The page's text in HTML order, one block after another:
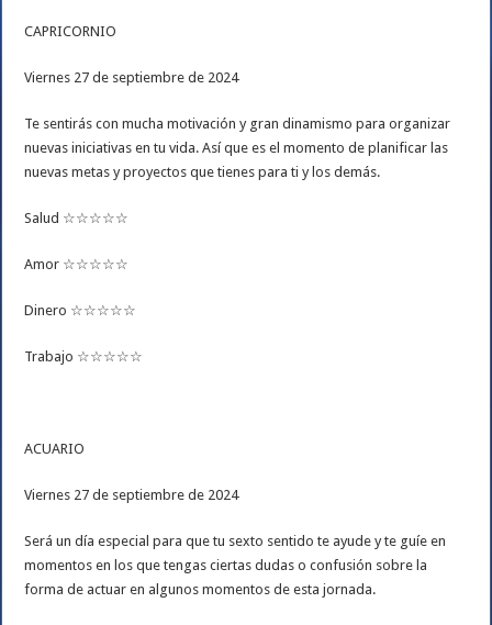
CAPRICORNIO
Viernes 27 de septiembre de 2024
Te sentirás con mucha motivación y gran dinamismo para organizar
nuevas iniciativas en tu vida. Así que es el momento de planificar las
nuevas metas y proyectos que tienes para ti y los demás.
Salud ☆☆☆☆☆
Amor ☆☆☆☆☆
Dinero ☆☆☆☆☆
Trabajo ☆☆☆☆☆
ACUARIO
Viernes 27 de septiembre de 2024
Será un día especial para que tu sexto sentido te ayude y te guíe en
momentos en los que tengas ciertas dudas o confusión sobre la
forma de actuar en algunos momentos de esta jornada.